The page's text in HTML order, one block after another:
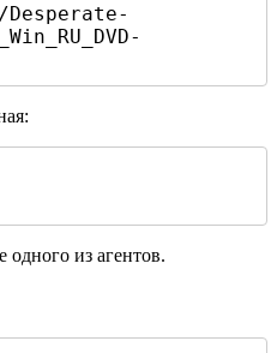
Desperate-
из агентов.